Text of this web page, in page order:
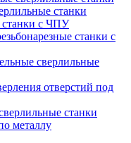
станки
с ЧПУ
станки с
сверлильные
отверстий под
станки
металлу